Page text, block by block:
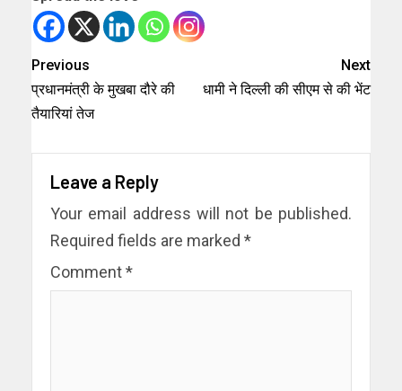
Previous
प्रधानमंत्री के मुखबा दौरे की
तैयारियां तेज
Next
धामी ने दिल्ली की सीएम से की भेंट
Leave a Reply
Your email address will not be published.
Required fields are marked *
Comment*